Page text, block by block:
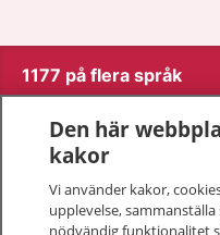
1177 på flera språk
Om 1177
Kontakt
Den här
kakor
Vi använder kakor,
upplevelse,
nödvändig funktionalitet